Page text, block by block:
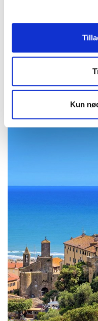
Kun
Familieferie